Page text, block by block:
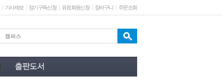
기사제보 정기구독신청 유료회원신청 장바구니 주문조회